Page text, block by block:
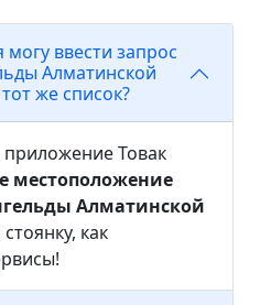
ввести запрос
Алматинской
же список?
приложение Товак
местоположение
Алматинской
как